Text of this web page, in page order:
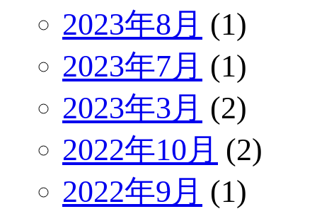
2023年8月 (1)
2023年7月 (1)
2023年3月 (2)
2022年10月 (2)
2022年9月 (1)